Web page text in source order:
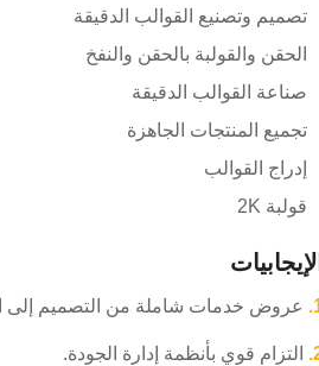
تصميم وتصنيع القوالب الدقيقة
الحقن والقولبة بالحقن والنفخ
صناعة القوالب الدقيقة
تجميع المنتجات الجاهزة
إدراج القوالب
قولبة 2K
عروض خدمات شاملة من التصميم إلى
التزام قوي بأنظمة إدارة الجودة.